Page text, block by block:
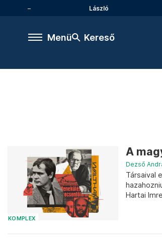
László
Menü Kereső
KOMPLEX
A
Dezső
Társaival
Hartai